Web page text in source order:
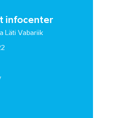
infocenter
Läti Vabariik